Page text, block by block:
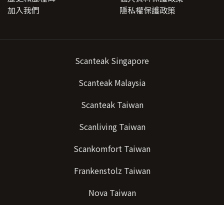
加入我們
隱私權保護政策
Scanteak Singapore
Scanteak Malaysia
Scanteak Taiwan
Scanliving Taiwan
Scankomfort Taiwan
Frankenstolz Taiwan
Nova Taiwan